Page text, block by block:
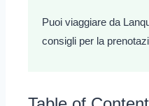
Puoi viaggiare da
consigli per la